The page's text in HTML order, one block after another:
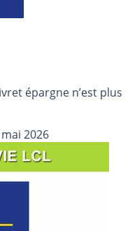
épargne n’est plus
2026